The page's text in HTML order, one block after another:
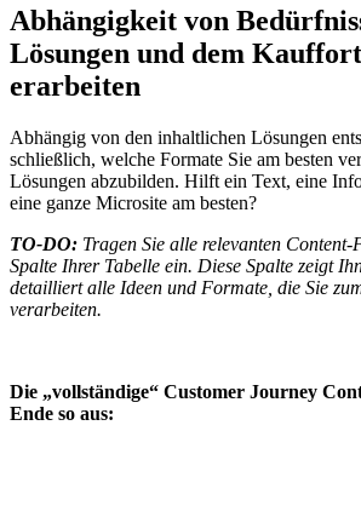
Abhängigkeit von
Lösungen und dem
erarbeiten
Abhängig von den inhaltlichen Lösungen
schließlich, welche Formate Sie am besten
Lösungen abzubilden. Hilft ein Text, eine
eine ganze Microsite am besten?
TO-DO: Tragen Sie alle relevanten
Spalte Ihrer Tabelle ein. Diese Spalte zeigt
detailliert alle Ideen und Formate, die Sie
verarbeiten.
Die „vollständige“ Customer Journey
Ende so aus: